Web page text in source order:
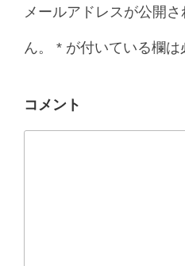
メールアドレスが公開
ん。 * が付いている欄は
コメント